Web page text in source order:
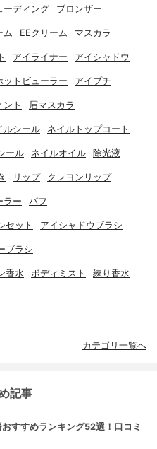
ーディング ブロンザー
ム EEクリーム マスカラ
アイライナー アイシャドウ
ットビューラー アイプチ
ント 眉マスカラ
ルシール ネイルトップコート
ール ネイルオイル 除光液
リップ クレヨンリップ
ラー パフ
セット アイシャドウブラシ
ブラシ
香水 ボディミスト 練り香水
カテゴリ一覧へ
記事
すすめランキング52選！口コミ